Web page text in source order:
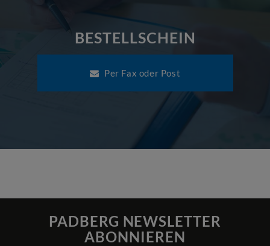
BESTELLSCHEIN
Per Fax oder Post
PADBERG NEWSLETTER
ABONNIEREN